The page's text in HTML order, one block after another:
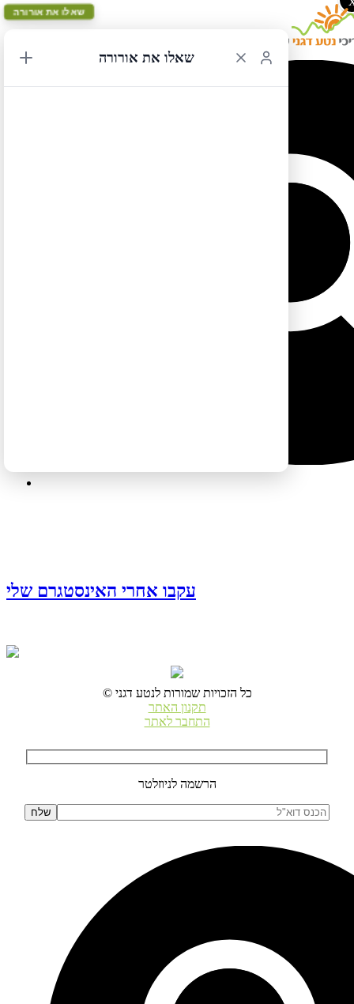
עקבו אחרי האינסטגרם שלי
© כל הזכויות שמורות לנטע דגני
תקנון האתר
התחבר לאתר
הרשמה לניוזלטר
שאלו את אורורה
שאלו את אורורה